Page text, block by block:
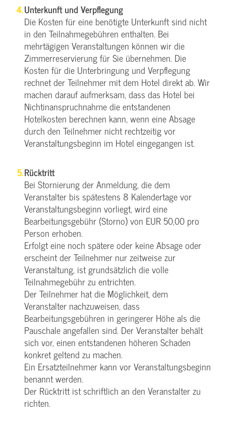
Unterkunft und Verpflegung
Die Kosten für eine benötigte Unterkunft sind nicht
in den Teilnahmegebühren enthalten. Bei
mehrtägigen Veranstaltungen können wir die
Zimmerreservierung für Sie übernehmen. Die
Kosten für die Unterbringung und Verpflegung
rechnet der Teilnehmer mit dem Hotel direkt ab. Wir
machen darauf aufmerksam, dass das Hotel bei
Nichtinanspruchnahme die entstandenen
Hotelkosten berechnen kann, wenn eine Absage
durch den Teilnehmer nicht rechtzeitig vor
Veranstaltungsbeginn im Hotel eingegangen ist.
Rücktritt
Bei Stornierung der Anmeldung, die dem
Veranstalter bis spätestens 8 Kalendertage vor
Veranstaltungsbeginn vorliegt, wird eine
Bearbeitungsgebühr (Storno) von EUR 50,00 pro
Person erhoben.
Erfolgt eine noch spätere oder keine Absage oder
erscheint der Teilnehmer nur zeitweise zur
Veranstaltung, ist grundsätzlich die volle
Teilnahmegebühr zu entrichten.
Der Teilnehmer hat die Möglichkeit, dem
Veranstalter nachzuweisen, dass
Bearbeitungsgebühren in geringerer Höhe als die
Pauschale angefallen sind. Der Veranstalter behält
sich vor, einen entstandenen höheren Schaden
konkret geltend zu machen.
Ein Ersatzteilnehmer kann vor Veranstaltungsbeginn
benannt werden.
Der Rücktritt ist schriftlich an den Veranstalter zu
richten.